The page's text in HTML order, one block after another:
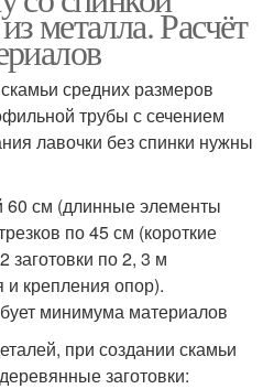
металла. Расчёт
средних размеров
трубы с сечением
лавочки без спинки нужны
60 см (длинные элементы
по 45 см (короткие
заготовки по 2, 3 м
крепления опор).
минимума материалов
при создании скамьи
заготовки: